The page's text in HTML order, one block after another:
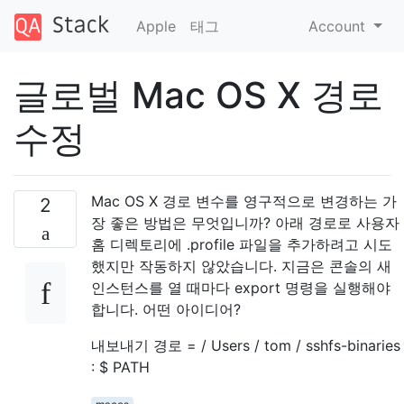
Apple 태그 Account
글로벌 Mac OS X 경로
수정
2
Mac OS X 경로 변수를 영구적으로 변경하는 가
장 좋은 방법은 무엇입니까? 아래 경로로 사용자
홈 디렉토리에 .profile 파일을 추가하려고 시도
했지만 작동하지 않았습니다. 지금은 콘솔의 새
인스턴스를 열 때마다 export 명령을 실행해야
합니다. 어떤 아이디어?
내보내기 경로 = / Users / tom / sshfs-binaries
: $ PATH